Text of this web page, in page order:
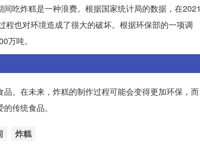
吃炸糕是一种浪费。根据国家统计局的数据，在2021
也对环境造成了很大的破坏。根据环保部的一项调
万吨。
。在未来，炸糕的制作过程可能会变得更加环保，而
传统食品。
炸糕